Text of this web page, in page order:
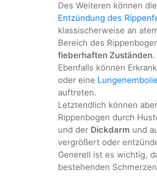
Des Weiteren können
Entzündung des
klassischerweise an
Bereich des
fieberhaften Zuständen.
Ebenfalls können
oder eine Lungenembolie
auftreten.
Letztendlich können
Rippenbogen durch
und der Dickdarm und
vergrößert oder
Generell ist es wichtig,
bestehenden